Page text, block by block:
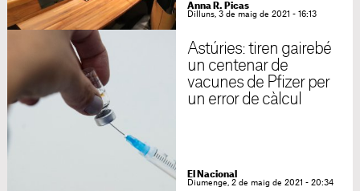
Anna R. Picas
Dilluns, 3 de maig de 2021 - 16:13
Astúries: tiren gairebé
un centenar de
vacunes de Pfizer per
un error de càlcul
El Nacional
Diumenge, 2 de maig de 2021 - 20:34